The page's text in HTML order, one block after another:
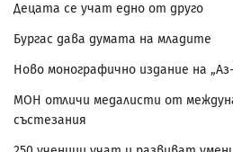
Децата се учат едно от друго
Бургас дава думата на младите
Ново монографично издание на
МОН отличи медалисти от
състезания